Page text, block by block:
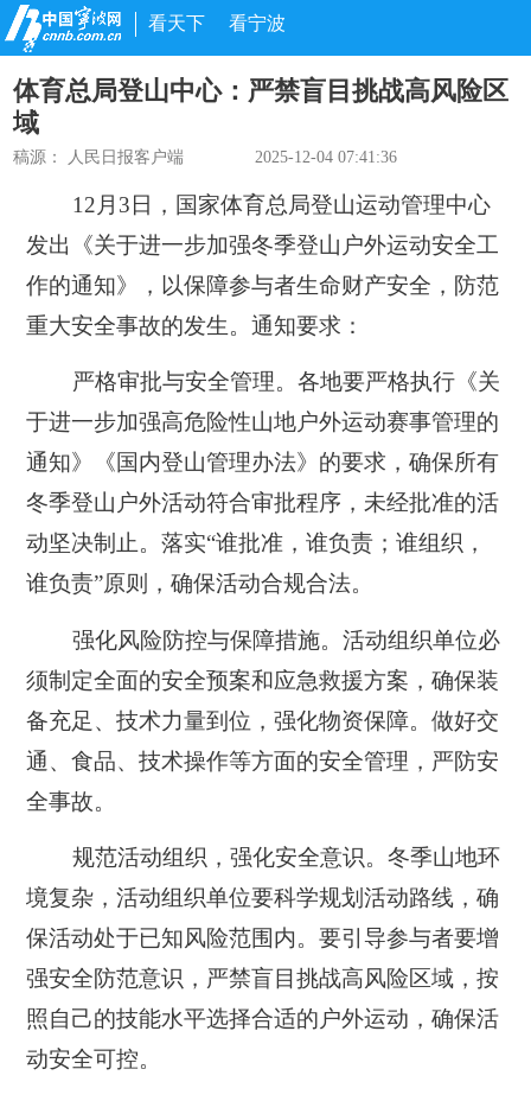
看天下 看宁波
体育总局登山中心：严禁盲目挑战高风险区
域
稿源： 人民日报客户端 2025-12-04 07:41:36
12月3日，国家体育总局登山运动管理中心
发出《关于进一步加强冬季登山户外运动安全工
作的通知》，以保障参与者生命财产安全，防范
重大安全事故的发生。通知要求：
严格审批与安全管理。各地要严格执行《关
于进一步加强高危险性山地户外运动赛事管理的
通知》《国内登山管理办法》的要求，确保所有
冬季登山户外活动符合审批程序，未经批准的活
动坚决制止。落实“谁批准，谁负责；谁组织，
谁负责”原则，确保活动合规合法。
强化风险防控与保障措施。 活动组织单位必
须制定全面的安全预案和应急救援方案，确保装
备充足、技术力量到位，强化物资保障。做好交
通、食品、技术操作等方面的安全管理，严防安
全事故。
规范活动组织，强化安全意识。冬季山地环
境复杂，活动组织单位要科学规划活动路线，确
保活动处于已知风险范围内。要引导参与者要增
强安全防范意识，严禁盲目挑战高风险区域，按
照自己的技能水平选择合适的户外运动，确保活
动安全可控。